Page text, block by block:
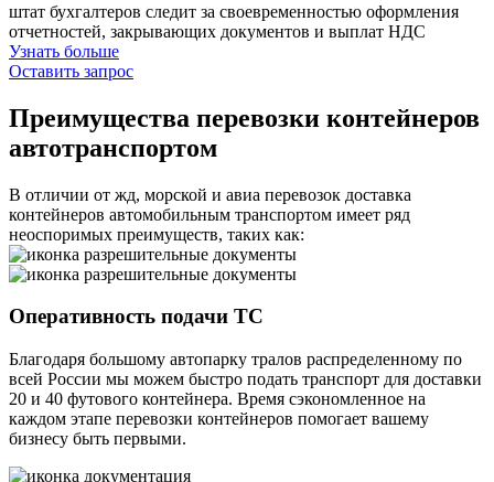
штат бухгалтеров следит за своевременностью оформления
отчетностей, закрывающих документов и выплат НДС
Узнать больше
Оставить запрос
Преимущества перевозки контейнеров
автотранспортом
В отличии от жд, морской и авиа перевозок доставка
контейнеров автомобильным транспортом имеет ряд
неоспоримых преимуществ, таких как:
Оперативность подачи ТС
Благодаря большому автопарку тралов распределенному по
всей России мы можем быстро подать транспорт для доставки
20 и 40 футового контейнера. Время сэкономленное на
каждом этапе перевозки контейнеров помогает вашему
бизнесу быть первыми.